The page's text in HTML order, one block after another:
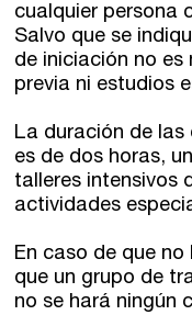
cualquier persona
Salvo que se
de iniciación no es
previa ni estudios
La duración de las
es de dos horas,
talleres intensivos
actividades
En caso de que
que un grupo de
no se hará ningún